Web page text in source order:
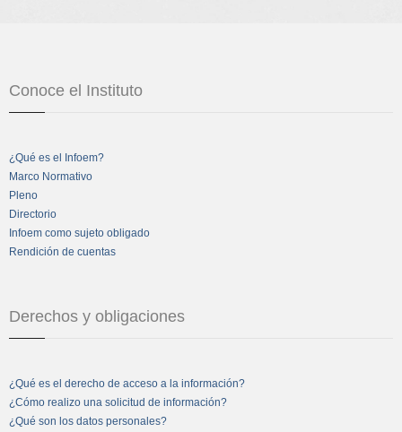
Conoce el Instituto
¿Qué es el Infoem?
Marco Normativo
Pleno
Directorio
Infoem como sujeto obligado
Rendición de cuentas
Derechos y obligaciones
¿Qué es el derecho de acceso a la información?
¿Cómo realizo una solicitud de información?
¿Qué son los datos personales?